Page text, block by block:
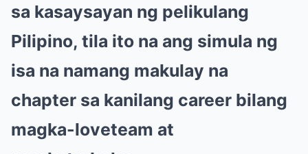
sa kasaysayan ng pelikulang
Pilipino, tila ito na ang simula ng
isa na namang makulay na
chapter sa kanilang career bilang
magka-loveteam at